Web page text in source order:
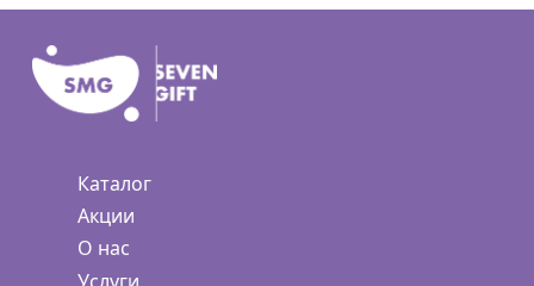
Каталог
Акции
О нас